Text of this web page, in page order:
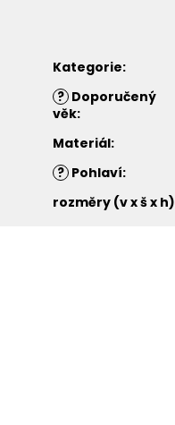
Kategorie:
? Doporučený
věk:
Materiál:
? Pohlaví:
rozměry (v x š x h)